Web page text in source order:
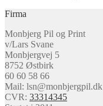
Firma
Monbjerg Pil og Print
v/Lars Svane
Monbjergvej 5
8752 Østbirk
60 60 58 66
Mail: lsn@monbjergpil.dk
CVR: 33314345